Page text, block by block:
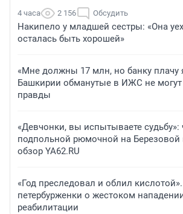
4 часа 2 156 Обсудить
Накипело у младшей сестры: «Она
осталась быть хорошей»
«Мне должны 17 млн, но банку плачу
Башкирии обманутые в ИЖС не могут
правды
«Девчонки, вы испытываете судьбу»:
подпольной рюмочной на Березовой
обзор YA62.RU
«Год преследовал и облил
петербурженки о жестоком
реабилитации